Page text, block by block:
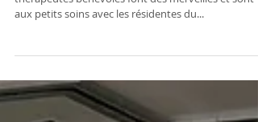
Le mot se passe à Mission Old Brewery: nos